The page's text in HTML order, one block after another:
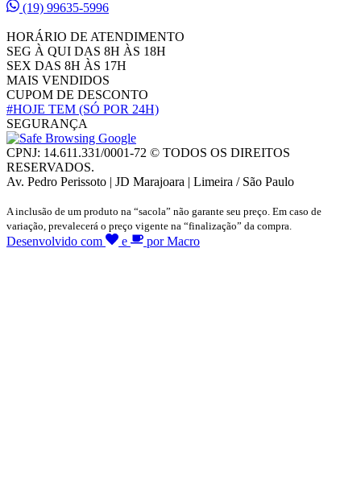
(19) 99635-5996
HORÁRIO DE ATENDIMENTO
SEG À QUI DAS 8H ÀS 18H
SEX DAS 8H ÀS 17H
MAIS VENDIDOS
CUPOM DE DESCONTO
#HOJE TEM (SÓ POR 24H)
SEGURANÇA
CPNJ: 14.611.331/0001-72 © TODOS OS DIREITOS
RESERVADOS.
Av. Pedro Perissoto | JD Marajoara | Limeira / São Paulo
A inclusão de um produto na “sacola” não garante seu preço. Em caso de
variação, prevalecerá o preço vigente na “finalização” da compra.
Desenvolvido com e por Macro